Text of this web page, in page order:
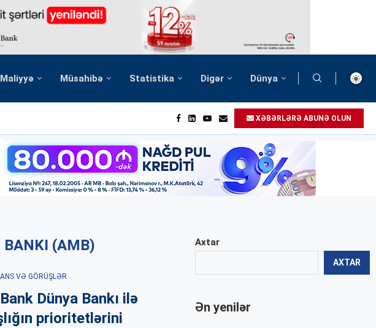
Maliyyə Müsahibə Statistika Digər Dünya
XƏBƏRLƏRƏ ABUNƏ OLUN
(AMB)
VƏ GÖRÜŞLƏR
Dünya Bankı ilə
prioritetlərini
Axtar
AXTAR
Ən yenilər